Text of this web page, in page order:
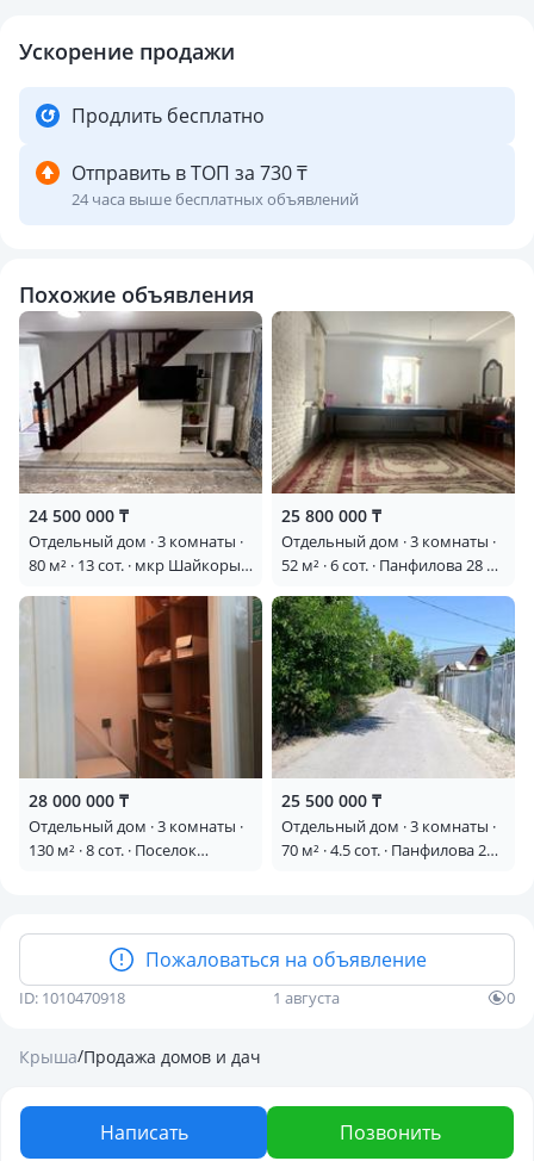
Ускорение продажи
Продлить бесплатно
Отправить в ТОП за 730 ₸
24 часа выше бесплатных объявлений
Похожие объявления
24 500 000 ₸
Отдельный дом · 3 комнаты ·
80 м² · 13 сот. · мкр Шайкорык
25 800 000 ₸
Отдельный дом · 3 комнаты ·
52 м² · 6 сот. · Панфилова 28 —
28 000 000 ₸
Отдельный дом · 3 комнаты ·
130 м² · 8 сот. · Поселок
25 500 000 ₸
Отдельный дом · 3 комнаты ·
70 м² · 4.5 сот. · Панфилова 28
Пожаловаться на объявление
ID: 1010470918 1 августа 0
Крыша/Продажа домов и дач
Написать Позвонить